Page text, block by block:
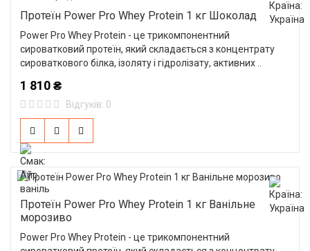
Протеїн Power Pro Whey Protein 1 кг Шоколад
Power Pro Whey Protein - це трикомпонентний
сироватковий протеїн, який складається з концентрату
сироваткового білка, ізоляту і гідролізату, активних ..
1 810 ₴
Відгуків: 0
Протеїн Power Pro Whey Protein 1 кг Ванільне
морозиво
Power Pro Whey Protein - це трикомпонентний